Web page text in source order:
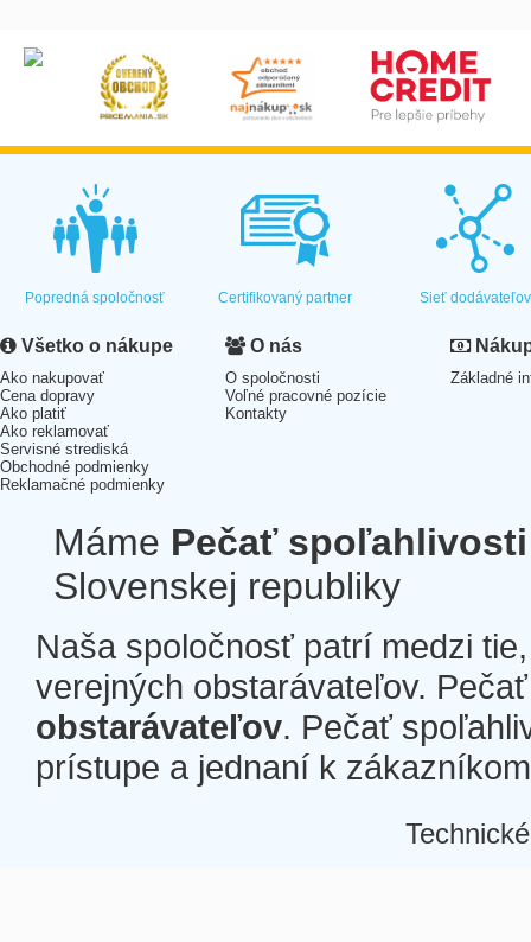
Popredná spoločnosť Certifikovaný partner Sieť dodávateľov
Všetko o nákupe
Ako nakupovať
Cena dopravy
Ako platiť
Ako reklamovať
Servisné strediská
Obchodné podmienky
Reklamačné podmienky
O nás
O spoločnosti
Voľné pracovné pozície
Kontakty
Základné
Máme Pečať spoľahlivosti
Slovenskej republiky
Naša spoločnosť patrí medzi
verejných obstarávateľov.
obstarávateľov. Pečať
prístupe a jednaní k